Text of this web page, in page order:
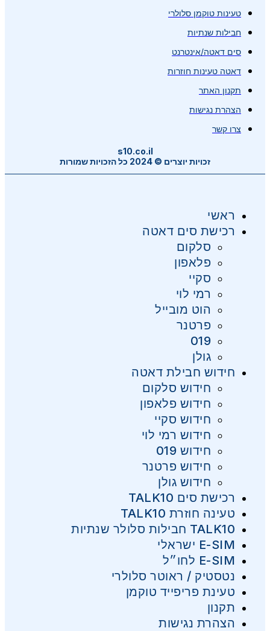
טעינות טוקמן סלולרי
חבילות שנתיות
סים דאטה/אינטרנט
דאטה טעינות חוזרות
תקנון האתר
הצהרת נגישות
צרו קשר
s10.co.il
זכויות יוצרים © 2024 כל הזכויות שמורות
ראשי
רכישת סים דאטה
סלקום
פלאפון
סקיי
רמי לוי
הוט מובייל
פרטנר
019
גולן
חידוש חבילת דאטה
חידוש סלקום
חידוש פלאפון
חידוש סקיי
חידוש רמי לוי
חידוש 019
חידוש פרטנר
חידוש גולן
רכישת סים TALK10
טעינה חוזרת TALK10
TALK10 חבילות סלולר שנתיות
E-SIM ישראלי
E-SIM לחו״ל
נטסטיק / ראוטר סלולרי
טעינת פריפייד טוקמן
תקנון
הצהרת נגישות